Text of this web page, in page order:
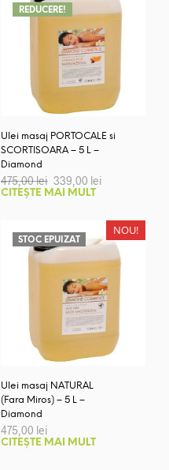
REDUCERE!
Ulei masaj PORTOCALE si
SCORTISOARA – 5 L –
Diamond
475,00lei Prețul
inițial
339,00 lei
CITEȘTE MAI MULT
NOU!
STOC EPUIZAT
Ulei masaj NATURAL
(Fara Miros) – 5 L –
Diamond
475,00 lei
CITEȘTE MAI MULT